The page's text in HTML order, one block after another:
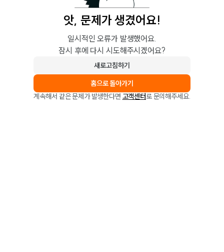
앗, 문제가 생겼어요!
일시적인 오류가 발생했어요.
잠시 후에 다시 시도해주시겠어요?
새로고침하기
홈으로 돌아가기
계속해서 같은 문제가 발생한다면 고객센터로 문의해주세요.